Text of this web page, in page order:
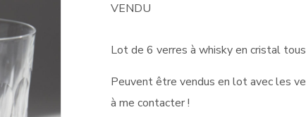
VENDU
Lot de 6 verres à whisky en cristal
Peuvent être vendus en lot avec les
à me contacter !